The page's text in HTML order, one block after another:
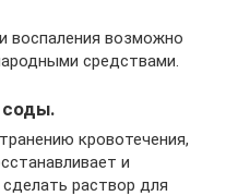
воспаления возможно
средствами.
соды.
кровотечения,
и
раствор для